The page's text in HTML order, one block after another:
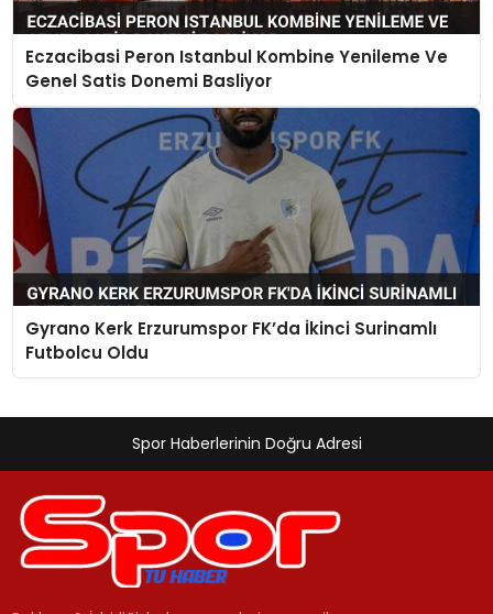
Eczacibasi Peron Istanbul Kombine Yenileme Ve
Genel Satis Donemi Basliyor
Gyrano Kerk Erzurumspor FK’da İkinci Surinamlı
Futbolcu Oldu
Spor Haberlerinin Doğru Adresi